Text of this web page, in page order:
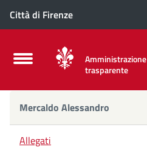
Città di Firenze
Amministrazione
trasparente
Mercaldo
Alessandro
Mercaldo Alessandro
Allegati